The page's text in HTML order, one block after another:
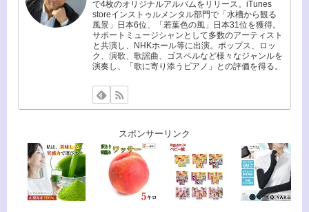
で4枚のオリジナルアルバムをリリース。iTunes
storeインストゥルメンタル部門で「水槽から観る
風景」日本6位、「若葉色の風」日本31位を獲得。
サポートミュージシャンとして多数のアーティスト
と共演し、NHKホール等に出演。ポップス、ロッ
ク、演歌、歌謡曲、ゴスペルなど様々なジャンルを
演奏し、「歌に寄り添うピアノ」との評価を得る。
スポンサーリンク